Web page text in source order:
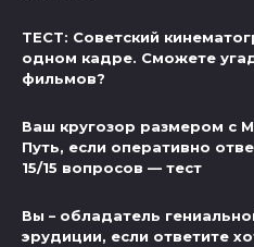
ТЕСТ: Советский
одном кадре. Сможете
фильмов?
Ваш кругозор размером с
Путь, если оперативно
15/15 вопросов — тест
Вы – обладатель
эрудиции, если ответите